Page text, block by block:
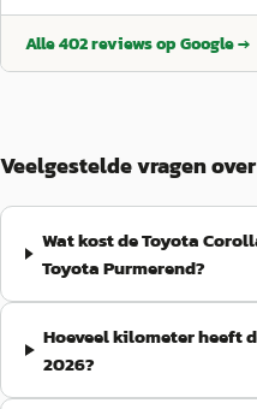
moeite een extra stap als dat nodig is. Dit alles
met een fijn en hecht team,
stopt niet zodra de auto
hetzelfde geldt voor het
en prettig team staat.”
Alle402reviews op Google →
Veelgestelde vragen
Wat kost de Toyota
Toyota Purmerend?
Hoeveel kilometer heeft
2026?